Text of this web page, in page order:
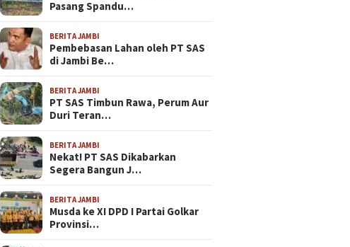
Pasang Spandu…
BERITA JAMBI
Pembebasan Lahan oleh PT SAS
di Jambi Be…
BERITA JAMBI
PT SAS Timbun Rawa, Perum Aur
Duri Teran…
BERITA JAMBI
Nekat! PT SAS Dikabarkan
Segera Bangun J…
BERITA JAMBI
Musda ke XI DPD I Partai Golkar
Provinsi…